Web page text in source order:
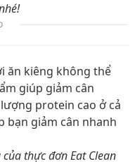
ăn kiêng không thể
giúp giảm cân
protein cao ở cả
bạn giảm cân nhanh
thực đơn Eat Clean